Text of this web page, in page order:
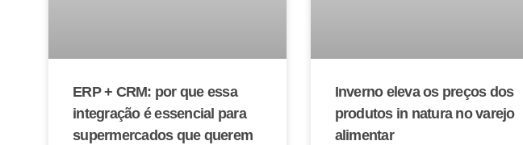
ERP + CRM: por que essa
integração é essencial para
supermercados que querem
Inverno eleva os preços dos
produtos in natura no varejo
alimentar